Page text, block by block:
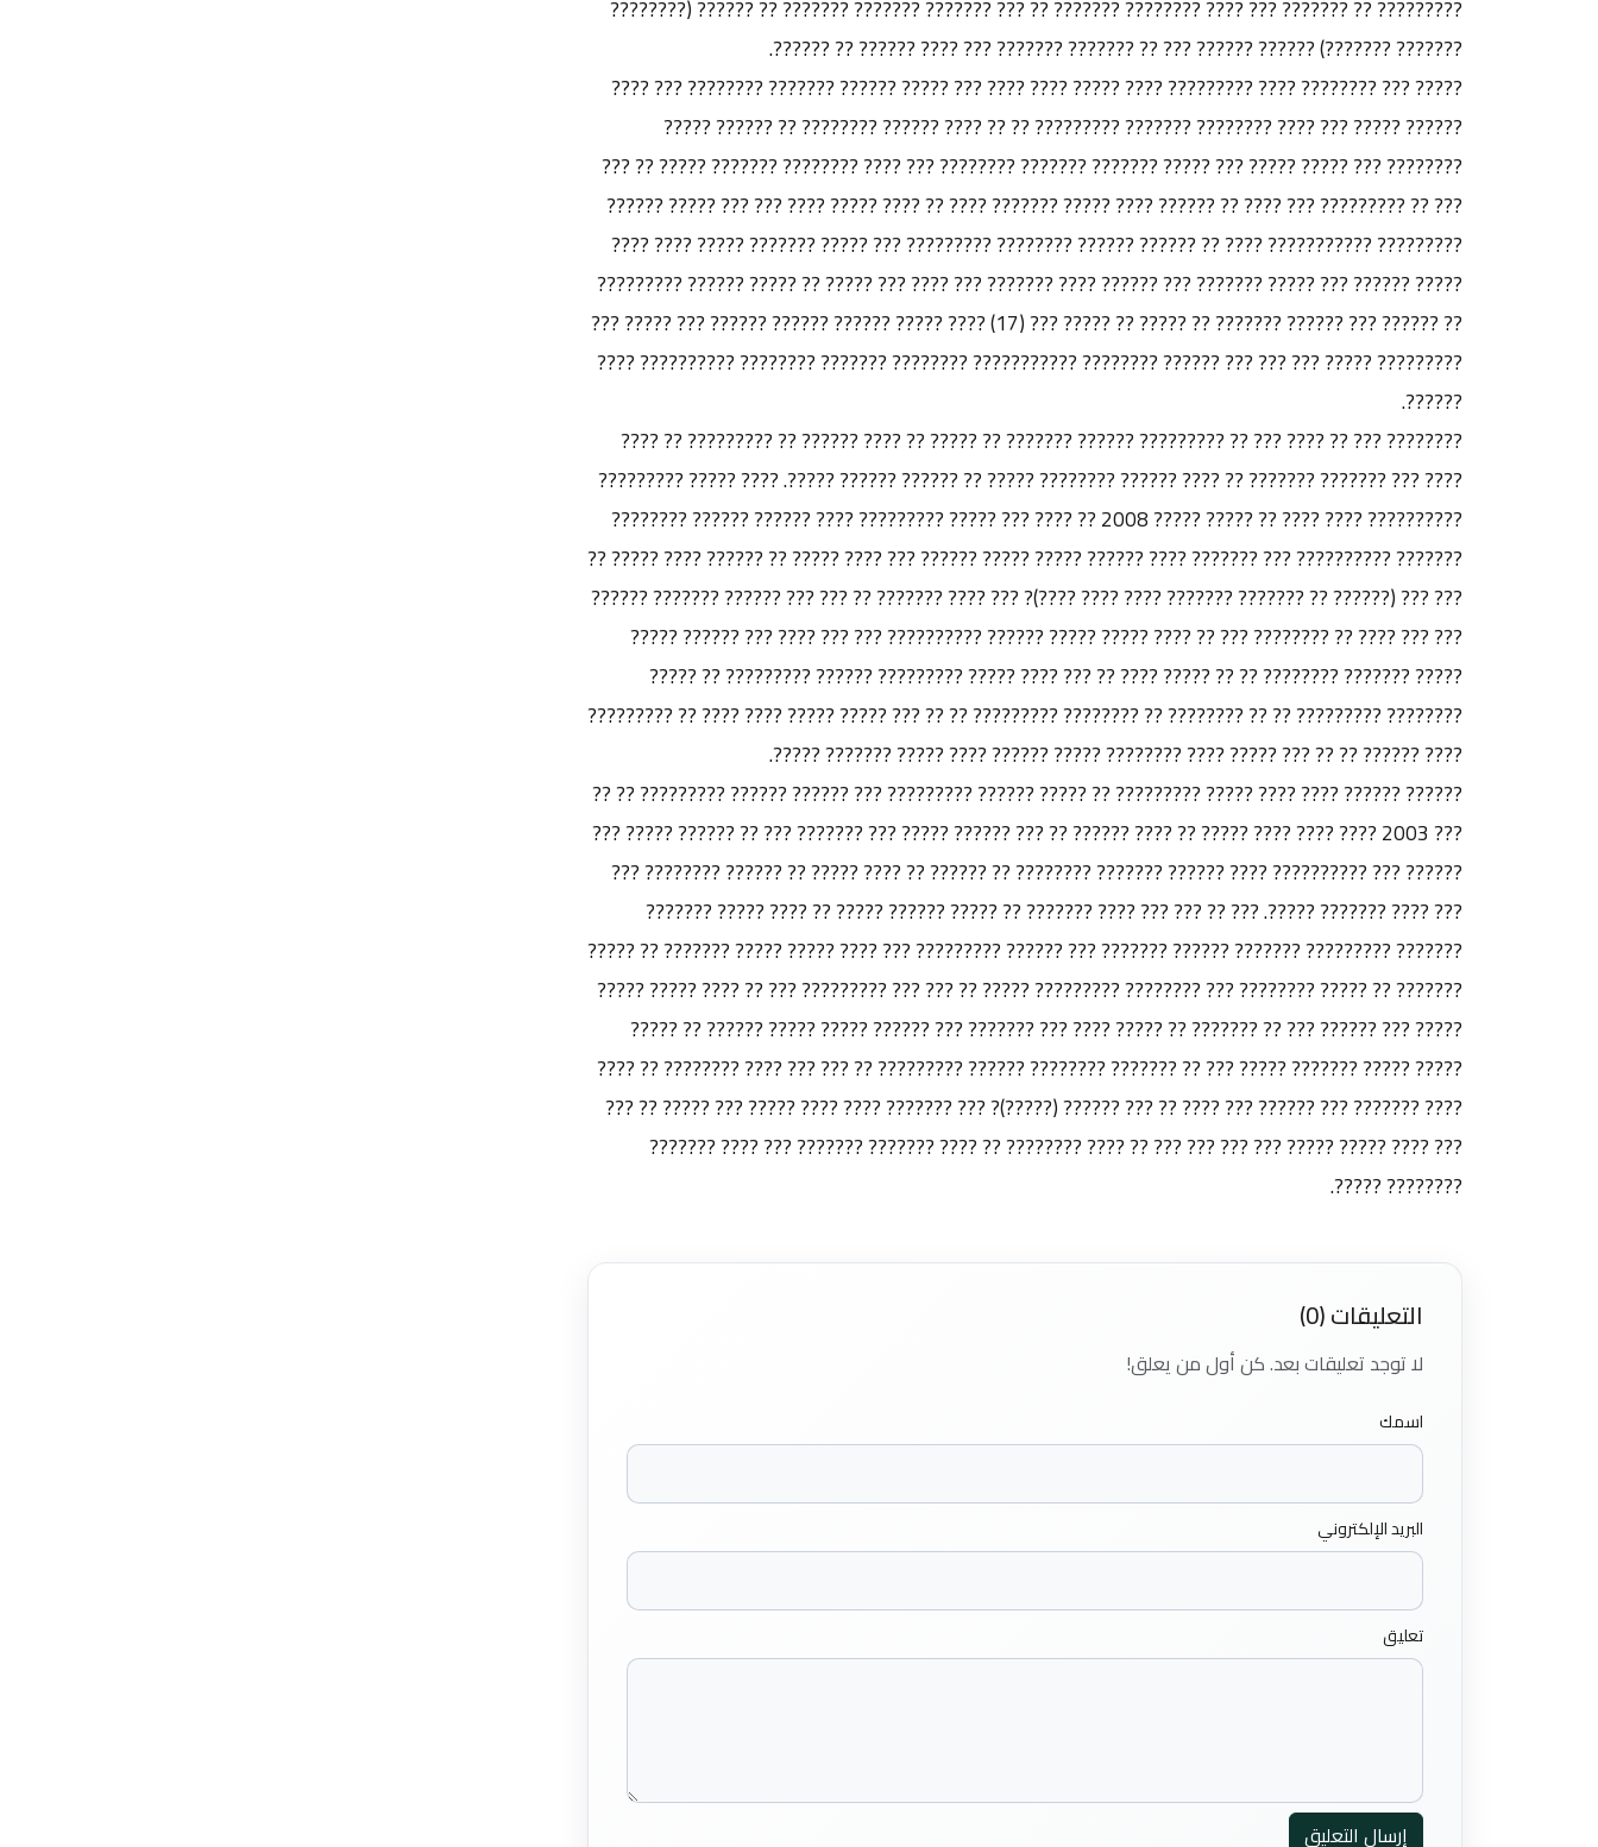
????????? ?? ??????? ??? ???? ???????? ??????? ?? ??? ??????? ??????? ??????? ?? ?????? (????????
??????? ???????) ?????? ?????? ??? ?? ??????? ??????? ??? ???? ?????? ?? ??????.
????? ??? ???????? ???? ????????? ???? ????? ???? ???? ??? ????? ?????? ??????? ???????? ??? ????
?????? ????? ??? ???? ???????? ??????? ????????? ?? ?? ???? ?????? ???????? ?? ?????? ?????
???????? ??? ????? ????? ??? ????? ??????? ??????? ???????? ??? ???? ???????? ??????? ????? ?? ???
??? ?? ????????? ??? ???? ?? ?????? ???? ????? ??????? ???? ?? ???? ????? ???? ??? ??? ????? ??????
????????? ??????????? ???? ?? ?????? ?????? ???????? ????????? ??? ????? ??????? ????? ???? ????
????? ?????? ??? ????? ??????? ??? ?????? ???? ??????? ??? ???? ??? ????? ?? ????? ?????? ?????????
?? ?????? ??? ?????? ??????? ?? ????? ?? ????? ??? (17) ???? ????? ?????? ?????? ?????? ??? ????? ???
????????? ????? ??? ??? ??? ?????? ???????? ??????????? ???????? ??????? ???????? ?????????? ????
??????.
???????? ??? ?? ???? ??? ?? ????????? ?????? ??????? ?? ????? ?? ???? ?????? ?? ????????? ?? ????
???? ??? ??????? ??????? ?? ???? ?????? ???????? ????? ?? ?????? ?????? ?????. ???? ????? ?????????
?????????? ???? ???? ?? ????? ????? 2008 ?? ???? ??? ????? ????????? ???? ?????? ?????? ????????
??????? ?????????? ??? ??????? ???? ?????? ????? ????? ?????? ??? ???? ????? ?? ?????? ???? ????? ??
??? ??? (?????? ?? ??????? ??????? ???? ???? ????)? ??? ???? ??????? ?? ??? ??? ?????? ??????? ??????
??? ??? ???? ?? ???????? ??? ?? ???? ????? ????? ?????? ?????????? ??? ??? ???? ??? ?????? ?????
????? ??????? ???????? ?? ?? ????? ???? ?? ??? ???? ????? ????????? ?????? ????????? ?? ?????
???????? ????????? ?? ?? ???????? ?? ???????? ????????? ?? ?? ??? ????? ????? ???? ???? ?? ?????????
???? ?????? ?? ?? ??? ????? ???? ???????? ????? ?????? ???? ????? ??????? ?????.
?????? ?????? ???? ???? ????? ????????? ?? ????? ?????? ????????? ??? ?????? ?????? ????????? ?? ??
??? 2003 ???? ???? ???? ????? ?? ???? ?????? ?? ??? ?????? ????? ??? ??????? ??? ?? ?????? ????? ???
?????? ??? ?????????? ???? ?????? ??????? ???????? ?? ?????? ?? ???? ????? ?? ?????? ???????? ???
??? ???? ??????? ?????. ??? ?? ??? ??? ???? ??????? ?? ????? ?????? ????? ?? ???? ????? ???????
??????? ????????? ??????? ?????? ??????? ??? ?????? ????????? ??? ???? ????? ????? ??????? ?? ?????
??????? ?? ????? ???????? ??? ???????? ????????? ????? ?? ??? ??? ????????? ??? ?? ???? ????? ?????
????? ??? ?????? ??? ?? ??????? ?? ????? ???? ??? ??????? ??? ?????? ????? ????? ?????? ?? ?????
????? ????? ??????? ????? ??? ?? ??????? ???????? ?????? ????????? ?? ??? ??? ???? ???????? ?? ????
???? ??????? ??? ?????? ??? ???? ?? ??? ?????? (?????)? ??? ??????? ???? ???? ????? ??? ????? ?? ???
??? ???? ????? ????? ??? ??? ??? ??? ?? ???? ???????? ?? ???? ??????? ??????? ??? ???? ???????
???????? ?????.
التعليقات (0)
لا توجد تعليقات بعد. كن أول من يعلق!
اسمك
البريد الإلكتروني
تعليق
إرسال التعليق